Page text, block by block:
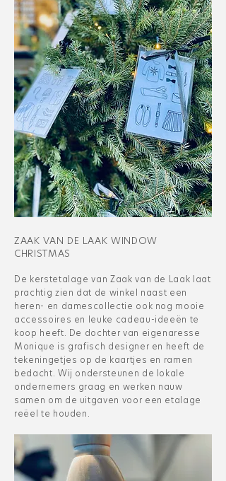
ZAAK VAN DE LAAK WINDOW
CHRISTMAS
De kerstetalage van Zaak van de Laak laat
prachtig zien dat de winkel naast een
heren- en damescollectie ook nog mooie
accessoires en leuke cadeau-ideeën te
koop heeft. De dochter van eigenaresse
Monique is grafisch designer en heeft de
tekeningetjes op de kaartjes en ramen
bedacht. Wij ondersteunen de lokale
ondernemers graag en werken nauw
samen om de uitgaven voor een etalage
reëel te houden.